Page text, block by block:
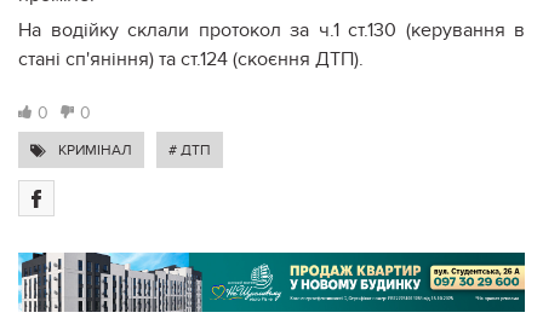
На водійку склали протокол за ч.1 ст.130 (керування в
стані сп'яніння) та ст.124 (скоєння ДТП).
0 0
КРИМІНАЛ # ДТП